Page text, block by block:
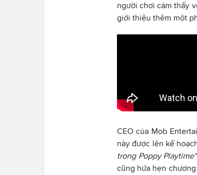
người chơi cảm thấy
giới thiệu thêm một
CEO của Mob
này được lên kế
trong Poppy Playtime"
cũng hứa hẹn